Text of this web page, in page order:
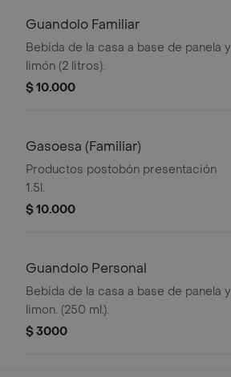
Guandolo Familiar
Bebida de la casa a base de panela y
limón (2 litros).
$ 10.000
Gasoesa (Familiar)
Productos postobón presentación
1.5l.
$ 10.000
Guandolo Personal
Bebida de la casa a base de panela y
limon. (250 ml.).
$ 3000